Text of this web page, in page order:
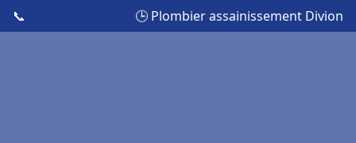
📞 🕒 Plombier assainissement Divion